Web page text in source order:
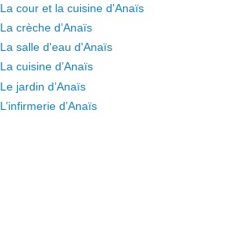
La cour et la cuisine d'Anaïs
La crèche d’Anaïs
La salle d'eau d'Anaïs
La cuisine d’Anaïs
Le jardin d’Anaïs
L’infirmerie d’Anaïs